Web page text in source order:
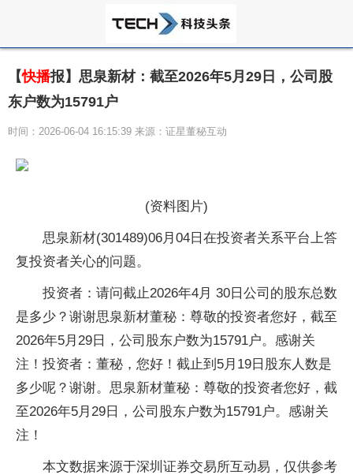
【快播报】思泉新材：截至2026年5月29日，公司股
东户数为15791户
时间：2026-06-04 16:15:39 来源：证星董秘互动
(资料图片)
思泉新材(301489)06月04日在投资者关系平台上答
复投资者关心的问题。
投资者：请问截止2026年4月 30日公司的股东总数
是多少？谢谢思泉新材董秘：尊敬的投资者您好，截至
2026年5月29日，公司股东户数为15791户。感谢关
注！投资者：董秘，您好！截止到5月19日股东人数是
多少呢？谢谢。思泉新材董秘：尊敬的投资者您好，截
至2026年5月29日，公司股东户数为15791户。感谢关
注！
本文数据来源于深圳证券交易所互动易，仅供参考